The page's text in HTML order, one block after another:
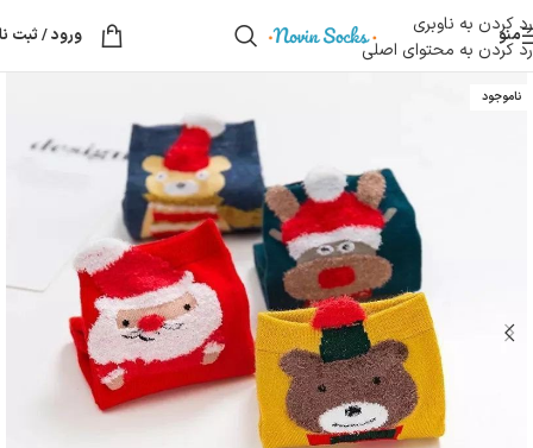
رد کردن به ناوبری
رد کردن به محتوای اصلی
منو ورود / ثبت
ناموجود